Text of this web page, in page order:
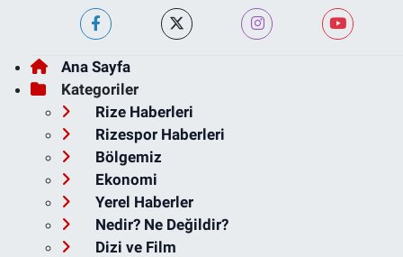
Ana Sayfa
Kategoriler
Rize Haberleri
Rizespor Haberleri
Bölgemiz
Ekonomi
Yerel Haberler
Nedir? Ne Değildir?
Dizi ve Film